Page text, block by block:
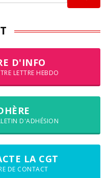
D'INFO
LETTRE HEBDO
D'ADHÉSION
LA CGT
DE CONTACT